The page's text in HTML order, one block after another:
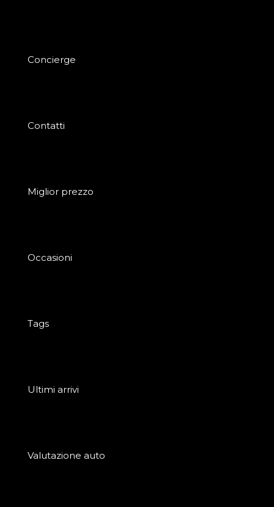
Concierge
Contatti
Miglior prezzo
Occasioni
Tags
Ultimi arrivi
Valutazione auto